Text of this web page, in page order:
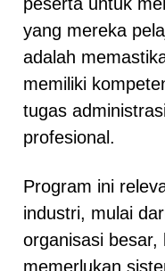
yang mereka
adalah
memiliki
tugas
profesional.
Program ini
industri, mulai
organisasi besar,
memerlukan